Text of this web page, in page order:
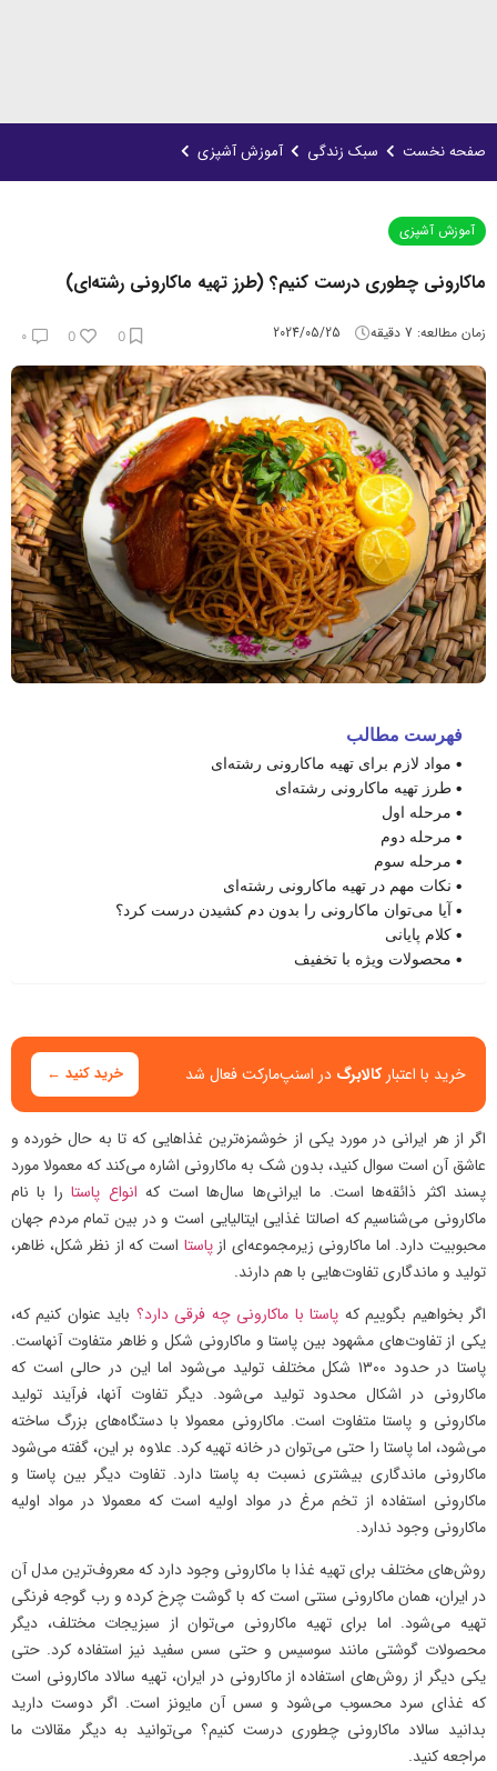
صفحه نخست سبک زندگی آموزش آشپزی
آموزش آشپزی
ماکارونی چطوری درست کنیم؟ (طرز تهیه ماکارونی رشته‌ای)
زمان مطالعه: 7 دقیقه 2024/05/25
0
0 ۰
فهرست مطالب
مواد لازم برای تهیه ماکارونی رشته‌ای
طرز تهیه ماکارونی رشته‌ای
مرحله اول
مرحله دوم
مرحله سوم
نکات مهم در تهیه ماکارونی رشته‌ای
آیا می‌توان ماکارونی را بدون دم کشیدن درست کرد؟
کلام پایانی
محصولات ویژه با تخفیف
خرید با اعتبارکالابرگ در اسنپ‌مارکت فعال شد خرید کنید ←
اگر از هر ایرانی در مورد یکی از خوشمزه‌ترین غذاهایی که تا به حال خورده و
عاشق آن است سوال کنید، بدون شک به ماکارونی اشاره می‌کند که معمولا مورد
پسند اکثر ذائقه‌ها است. ما ایرانی‌ها سال‌ها است که انواع پاستارا با نام
ماکارونی می‌شناسیم که اصالتا غذایی ایتالیایی است و در بین تمام مردم جهان
محبوبیت دارد. اما ماکارونی زیرمجموعه‌ای ازپاستا است که از نظر شکل، ظاهر،
تولید و ماندگاری تفاوت‌هایی با هم دارند.
اگر بخواهیم بگوییم که پاستا با ماکارونی چه فرقی دارد؟ باید عنوان کنیم که،
یکی از تفاوت‌های مشهود بین پاستا و ماکارونی شکل و ظاهر متفاوت آنهاست.
پاستا در حدود ۱۳۰۰ شکل مختلف تولید می‌شود اما این در حالی است که
ماکارونی در اشکال محدود تولید می‌شود. دیگر تفاوت آنها، فرآیند تولید
ماکارونی و پاستا متفاوت است. ماکارونی معمولا با دستگاه‌های بزرگ ساخته
می‌شود، اما پاستا را حتی می‌توان در خانه تهیه کرد. علاوه بر این، گفته می‌شود
ماکارونی ماندگاری بیشتری نسبت به پاستا دارد. تفاوت دیگر بین پاستا و
ماکارونی استفاده از تخم مرغ در مواد اولیه است که معمولا در مواد اولیه
ماکارونی وجود ندارد.
روش‌های مختلف برای تهیه غذا با ماکارونی وجود دارد که معروف‌ترین مدل آن
در ایران، همان ماکارونی سنتی است که با گوشت چرخ کرده و رب گوجه فرنگی
تهیه می‌شود. اما برای تهیه ماکارونی می‌توان از سبزیجات مختلف، دیگر
محصولات گوشتی مانند سوسیس و حتی سس سفید نیز استفاده کرد. حتی
یکی دیگر از روش‌های استفاده از ماکارونی در ایران، تهیه سالاد ماکارونی است
که غذای سرد محسوب می‌شود و سس آن مایونز است. اگر دوست دارید
بدانید سالاد ماکارونی چطوری درست کنیم؟ می‌توانید به دیگر مقالات ما
مراجعه کنید.